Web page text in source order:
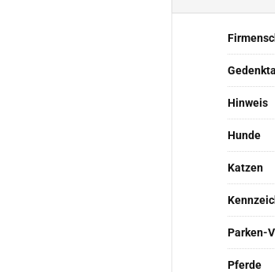
Hinweis
Hunde
Katzen
Parken-
Pferde